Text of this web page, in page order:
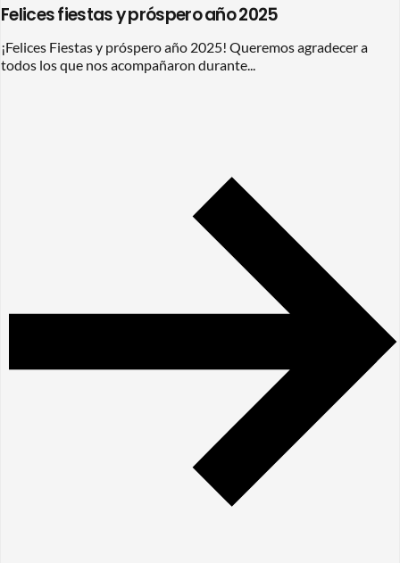
Felices fiestas y próspero año 2025
¡Felices Fiestas y próspero año 2025! Queremos agradecer a
todos los que nos acompañaron durante...